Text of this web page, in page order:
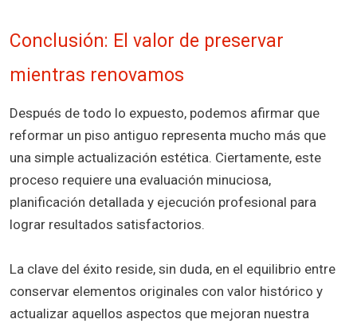
Conclusión: El valor de preservar
mientras renovamos
Después de todo lo expuesto, podemos afirmar que
reformar un piso antiguo representa mucho más que
una simple actualización estética. Ciertamente, este
proceso requiere una evaluación minuciosa,
planificación detallada y ejecución profesional para
lograr resultados satisfactorios.
La clave del éxito reside, sin duda, en el equilibrio entre
conservar elementos originales con valor histórico y
actualizar aquellos aspectos que mejoran nuestra